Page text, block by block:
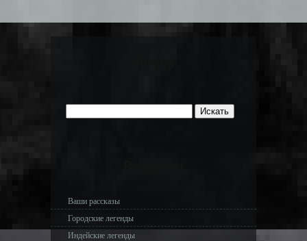
Ваши рассказы
Городские легенды
Индейские легенды